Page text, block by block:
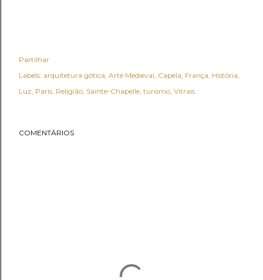
Partilhar
Labels: arquitetura gótica Arte Medieval Capela França História
Luz Paris Religião Sainte-Chapelle turismo Vitrais
COMENTÁRIOS